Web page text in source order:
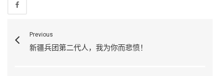
Previous
新疆兵团第二代人，我为你而悲愤！